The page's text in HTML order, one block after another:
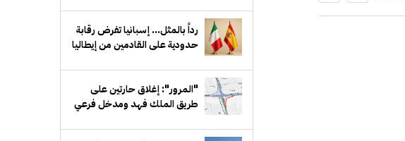
دمشق
رداً بالمثل... إسبانيا تفرض رقابة
حدودية على القادمين من إيطاليا
"المرور": إغلاق حارتين على
طريق الملك فهد ومدخل فرعي